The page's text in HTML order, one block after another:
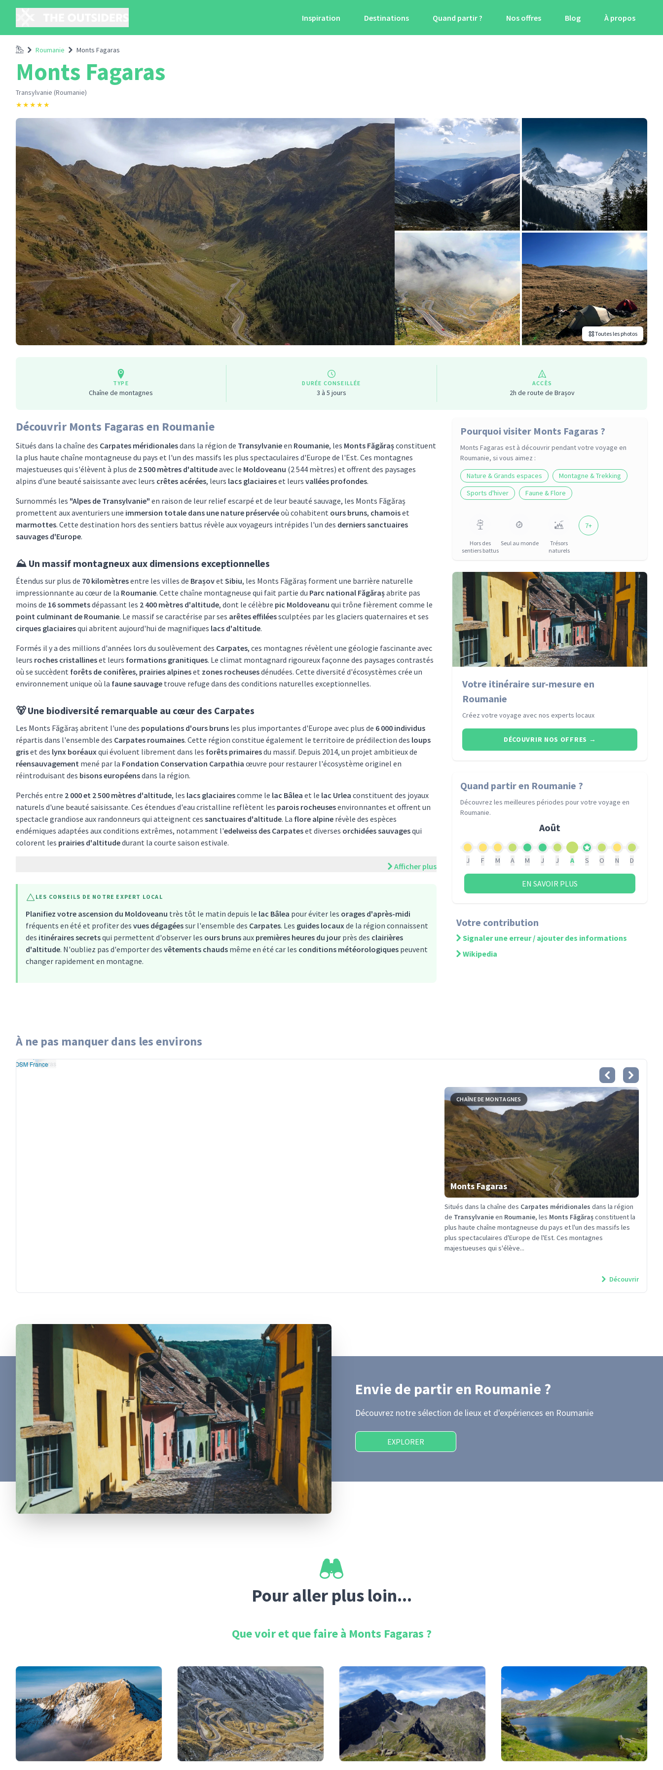
Inspiration Destinations Quand partir ? Nos offres Blog À propos
AccueilRoumanie Monts Fagaras
Monts Fagaras
Transylvanie (Roumanie)
★★★★★
Toutes les photos
TYPE
Chaîne de montagnes
DURÉE CONSEILLÉE
3 à 5 jours
ACCÈS
2h de route de Brașov
Découvrir Monts Fagaras en Roumanie
Situés dans la chaîne des Carpates méridionalesdans la région de Transylvanieen Roumanie, les Monts Făgărașconstituent
la plus haute chaîne montagneuse du pays et l'un des massifs les plus spectaculaires d'Europe de l'Est. Ces montagnes
majestueuses qui s'élèvent à plus de 2 500 mètres d'altitudeavec le Moldoveanu (2 544 mètres) et offrent des paysages
alpins d'une beauté saisissante avec leurs crêtes acérées, leurs lacs glaciaireset leurs vallées profondes.
Surnommés les "Alpes de Transylvanie" en raison de leur relief escarpé et de leur beauté sauvage, les Monts Făgăraș
promettent aux aventuriers une immersion totale dans une nature préservéeoù cohabitent ours bruns, chamoiset
marmottes. Cette destination hors des sentiers battus révèle aux voyageurs intrépides l'un des derniers sanctuaires
sauvages d'Europe.
⛰️ Un massif montagneux aux dimensions exceptionnelles
Étendus sur plus de 70 kilomètresentre les villes de Brașovet Sibiu, les Monts Făgăraș forment une barrière naturelle
impressionnante au cœur de la Roumanie. Cette chaîne montagneuse qui fait partie du Parc national Făgărașabrite pas
moins de 16 sommetsdépassant les 2 400 mètres d'altitude, dont le célèbre pic Moldoveanu qui trône fièrement comme le
point culminant de Roumanie. Le massif se caractérise par ses arêtes effiléessculptées par les glaciers quaternaires et ses
cirques glaciairesqui abritent aujourd'hui de magnifiques lacs d'altitude.
Formés il y a des millions d'années lors du soulèvement des Carpates, ces montagnes révèlent une géologie fascinante avec
leurs roches cristallineset leurs formations granitiques. Le climat montagnard rigoureux façonne des paysages contrastés
où se succèdent forêts de conifères, prairies alpineset zones rocheusesdénudées. Cette diversité d'écosystèmes crée un
environnement unique où la faune sauvage trouve refuge dans des conditions naturelles exceptionnelles.
🐻 Une biodiversité remarquable au cœur des Carpates
Les Monts Făgăraș abritent l'une des populations d'ours bruns les plus importantes d'Europe avec plus de 6 000 individus
répartis dans l'ensemble des Carpates roumaines. Cette région constitue également le territoire de prédilection des loups
griset des lynx boréauxqui évoluent librement dans les forêts primairesdu massif. Depuis 2014, un projet ambitieux de
réensauvagement mené par la Fondation Conservation Carpathia œuvre pour restaurer l'écosystème originel en
réintroduisant des bisons européensdans la région.
Perchés entre 2 000 et 2 500 mètres d'altitude, les lacs glaciairescomme le lac Bâlea et le lac Urlea constituent des joyaux
naturels d'une beauté saisissante. Ces étendues d'eau cristalline reflètent les parois rocheusesenvironnantes et offrent un
spectacle grandiose aux randonneurs qui atteignent ces sanctuaires d'altitude. La flore alpine révèle des espèces
endémiques adaptées aux conditions extrêmes, notamment l'edelweiss des Carpateset diverses orchidées sauvagesqui
colorent les prairies d'altitudedurant la courte saison estivale.
Afficher plus
LES CONSEILS DE NOTRE EXPERT LOCAL
Planifiez votre ascension du Moldoveanu très tôt le matin depuis le lac Bâlea pour éviter les orages d'après-midi
fréquents en été et profiter des vues dégagéessur l'ensemble des Carpates. Les guides locauxde la région connaissent
des itinéraires secretsqui permettent d'observer les ours brunsaux premières heures du jour près des clairières
d'altitude. N'oubliez pas d'emporter des vêtements chauds même en été car les conditions météorologiques peuvent
changer rapidement en montagne.
Pourquoi visiter Monts Fagaras ?
Monts Fagaras est à découvrir pendant votre voyage en
Roumanie, si vous aimez :
Nature & Grands espaces
Montagne & Trekking
Sports d'hiver
Faune & Flore
Hors des
sentiers battus
Seul au monde
Trésors
naturels
7+
Votre itinéraire sur-mesure en
Roumanie
Créez votre voyage avec nos experts locaux
DÉCOUVRIR NOS OFFRES →
Quand partiren Roumanie ?
Découvrez les meilleures périodes pour votre voyageen
Roumanie.
Août
J F M A M J J A S O N D
EN SAVOIR PLUS
Votre contribution
Signaler une erreur / ajouter des informations
Wikipedia
À ne pas manquer dans les environs
Monts Fagaras
Leaflet | données ©
OSM France
Monts Fagaras
CHAÎNE DE MONTAGNES
Monts Fagaras
Situés dans la chaîne des Carpates méridionales dans la région
de Transylvanieen Roumanie, les Monts Făgărașconstituent la
plus haute chaîne montagneuse du pays et l'un des massifs les
plus spectaculaires d'Europe de l'Est. Ces montagnes
majestueuses qui s'élève...
Découvrir
Envie de partiren Roumanie ?
Découvrez notre sélection de lieux et d'expériences en Roumanie
EXPLORER
Pour aller plus loin...
Que voir et que faire à Monts Fagaras ?